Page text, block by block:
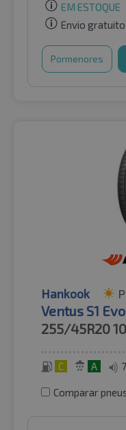
EM ESTOQUE
Envio gratuito
Pormenores
Hankook
Ventus S1
255/45R20
C A
Comparar